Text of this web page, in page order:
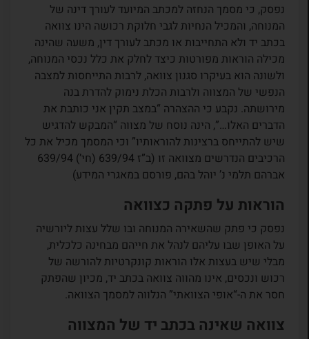
נפסק, כי מסמך הנחזה למכתב המיועד לעורך דינה של
המנוחה, והמכיל הנחיות לגבי חלוקת רכושה הינו צוואה
בכתב יד ולא התחייבות או מכתב לעורך דין, משעה שהינה
מכילה הוראות מפורטות כיצד לחלק את כלל נכסי המנוחה,
ולשונה הוא בעיקרו סגנון צוואה, לרבות התייחסות למצבה
הנפשי של המצווה ולרבות הכלת נימוק להדרת בנה
מירושתה. נקבע כי ההצהרה “במצב תקין אני כותבת את
הדברים האלו…”, הינה נוסח של מצווה “המבקש להדגיש
שיש להתייחס ברצינות להוראותיו” וכי המסמך מכיל את כל
הרכיבים הנדרשים מצוואה זו (ב”ז 639/94 (חי’) 639/94
אברהם תלמי נ’ יוהל בהם, פורסם במאגרי המידע)
הוראות על פתקה כצוואה
נפסק כי פתק שהשאירה המנוחה ובו שלל עצות ליורשיה
על האופן שבו עליהם לנהל את חייהם מבחינה כלכלית,
מבלי שיש בעצות אלו הוראות קונקרטיות להורשה של
רכוש ונכסים, אינו מהווה צוואה בכתב יד, מכיון שהפתק
חסר את ה-“אופי הצוואתי” הנלווה למסמך הצוואה.
צוואה שאינה בכתב יד של המצווה